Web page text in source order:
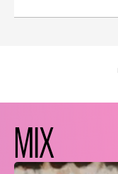
MIX